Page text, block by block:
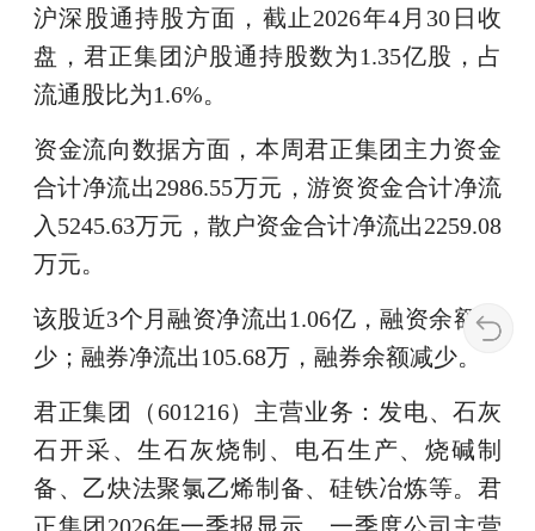
沪深股通持股方面，截止2026年4月30日收
盘，君正集团沪股通持股数为1.35亿股，占
流通股比为1.6%。
资金流向数据方面，本周君正集团主力资金
合计净流出2986.55万元，游资资金合计净流
入5245.63万元，散户资金合计净流出2259.08
万元。
该股近3个月融资净流出1.06亿，融资余额减
少；融券净流出105.68万，融券余额减少。
君正集团（601216）主营业务：发电、石灰
石开采、生石灰烧制、电石生产、烧碱制
备、乙炔法聚氯乙烯制备、硅铁冶炼等。君